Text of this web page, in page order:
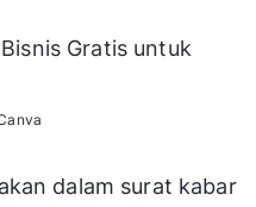
dalam surat kabar